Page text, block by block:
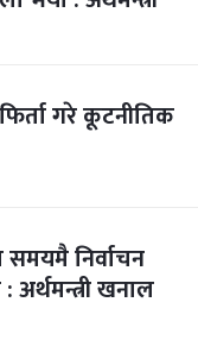
गरे कूटनीतिक
निर्वाचन
अर्थमन्त्री खनाल